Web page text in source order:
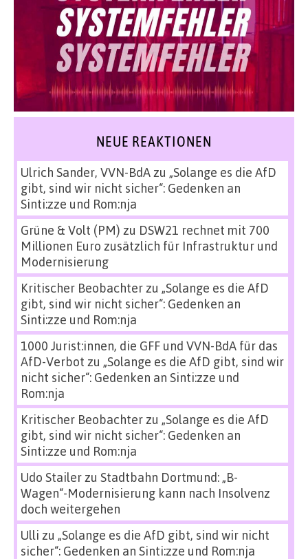
NEUE REAKTIONEN
Ulrich Sander, VVN-BdAzu „Solange es die AfD
gibt, sind wir nicht sicher“: Gedenken an
Sinti:zze und Rom:nja
Grüne & Volt (PM) zu DSW21 rechnet mit 700
Millionen Euro zusätzlich für Infrastruktur und
Modernisierung
Kritischer Beobachterzu „Solange es die AfD
gibt, sind wir nicht sicher“: Gedenken an
Sinti:zze und Rom:nja
1000 Jurist:innen, die GFF und VVN-BdA für das
AfD-Verbot zu „Solange es die AfD gibt, sind wir
nicht sicher“: Gedenken an Sinti:zze und
Rom:nja
Kritischer Beobachterzu „Solange es die AfD
gibt, sind wir nicht sicher“: Gedenken an
Sinti:zze und Rom:nja
Udo Stailerzu Stadtbahn Dortmund: „B-
Wagen“-Modernisierung kann nach Insolvenz
doch weitergehen
Ulli zu „Solange es die AfD gibt, sind wir nicht
sicher“: Gedenken an Sinti:zze und Rom:nja